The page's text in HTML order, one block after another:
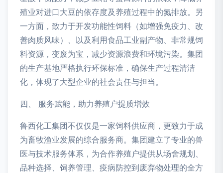
殖业对进口大豆的依存度及养殖过程中的氮排放。另
一方面，致力于开发功能性饲料（如增强免疫力、改
善肉质风味）、以及利用食品工业副产物、非常规饲
料资源，变废为宝，减少资源浪费和环境污染。集团
的生产基地严格执行环保标准，确保生产过程清洁
化，体现了大型企业的社会责任与担当。
四、 服务赋能，助力养殖户提质增效
鲁西化工集团不仅仅是一家饲料供应商，更致力于成
为畜牧渔业发展的综合服务商。集团建立了专业的兽
医与技术服务体系，为合作养殖户提供从场舍规划、
品种选择、饲养管理、疫病防控到废弃物处理的全方